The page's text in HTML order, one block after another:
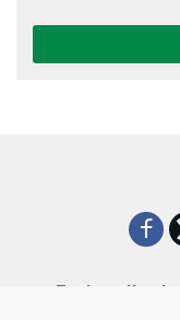
Tentang Kami